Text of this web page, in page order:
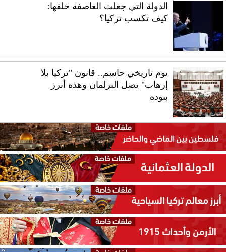
الدولة التي جعلت العاصفة خلفها:
كيف تكسب تركيا؟
يوم تاريخي حاسم.. قانون "تركيا بلا
إرهاب" يصل البرلمان وهذه أبرز
بنوده